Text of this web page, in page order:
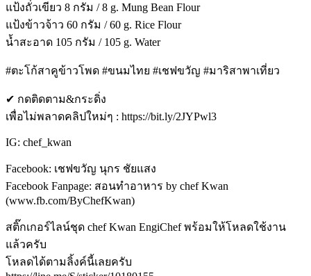
แป้งถั่วเขียว 8 กรัม / 8 g. Mung Bean Flour
แป้งข้าวจ้าว 60 กรัม / 60 g. Rice Flour
น้ำสะอาด 105 กรัม / 105 g. Water
#ตะโก้สาคูข้าวโพด #ขนมไทย #เชฟขวัญ #มาริสาพาเที่ยว
✔ กดติดตาม&กระดิ่ง
เพื่อไม่พลาดคลิปใหม่ๆ : https://bit.ly/2JYPwl3
IG: chef_kwan
Facebook: เชฟขวัญ นุกร ชัยแสง
Facebook Fanpage: สอนทำอาหาร by chef Kwan
(www.fb.com/ByChefKwan)
สติ๊กเกอร์ไลน์ชุด chef Kwan EngiChef พร้อมให้โหลดใช้งาน
แล้วครับ
โหลดได้ตามลิ้งค์นี้เลยครับ